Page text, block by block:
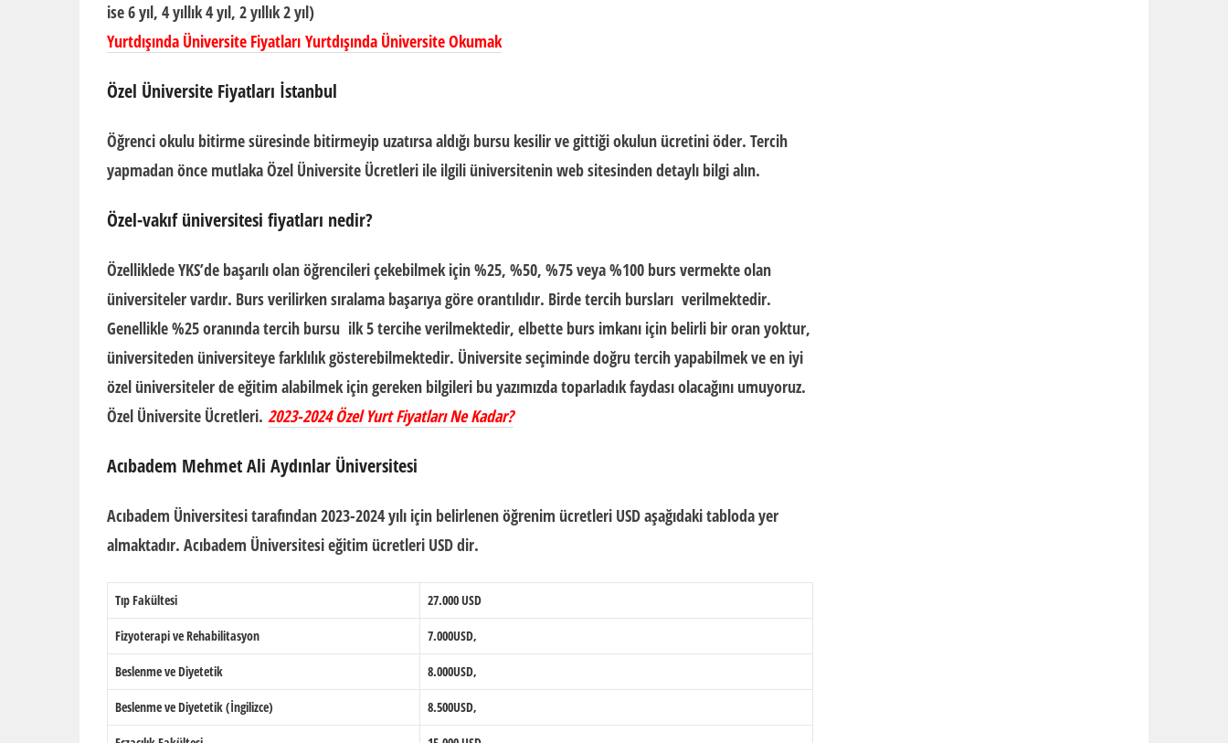
ise 6 yıl, 4 yıllık 4 yıl, 2 yıllık 2 yıl)
Yurtdışında Üniversite Fiyatları Yurtdışında Üniversite Okumak
Özel Üniversite Fiyatları İstanbul
Öğrenci okulu bitirme süresinde bitirmeyip uzatırsa aldığı bursu kesilir ve gittiği okulun ücretini öder. Tercih
yapmadan önce mutlakaÖzel Üniversite Ücretleri ile ilgili üniversitenin web sitesinden detaylı bilgi alın.
Özel-vakıf üniversitesi fiyatları nedir?
ÖzellikledeYKS’de başarılı olan öğrencileri çekebilmek için %25, %50, %75 veya %100 burs vermekte olan
üniversiteler vardır. Burs verilirken sıralama başarıya göre orantılıdır. Birde tercih bursları verilmektedir.
Genellikle%25oranında tercih bursu ilk 5 tercihe verilmektedir, elbette burs imkanı için belirli bir oran yoktur,
üniversiteden üniversiteye farklılık gösterebilmektedir. Üniversite seçiminde doğru tercih yapabilmek veen iyi
özel üniversitelerde eğitim alabilmek için gereken bilgileri bu yazımızda toparladık faydası olacağını umuyoruz.
Özel Üniversite Ücretleri. 2023-2024 Özel Yurt Fiyatları Ne Kadar?
Acıbadem Mehmet Ali Aydınlar Üniversitesi
Acıbadem Üniversitesi tarafından 2023-2024 yılı için belirlenen öğrenim ücretleri USD aşağıdaki tabloda yer
almaktadır. Acıbadem Üniversitesi eğitim ücretleri USD dir.
Tıp Fakültesi 27.000 USD
Fizyoterapi ve Rehabilitasyon 7.000USD,
Beslenme ve Diyetetik 8.000USD,
Beslenme ve Diyetetik (İngilizce) 8.500USD,